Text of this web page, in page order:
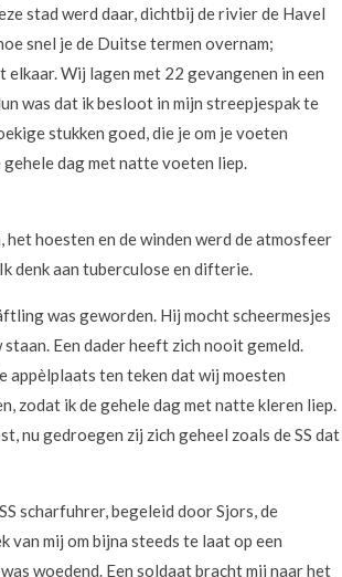
stad werd daar, dichtbij de rivier de Havel
snel je de Duitse termen overnam;
Wij lagen met 22 gevangenen in een
was dat ik besloot in mijn streepjespak te
stukken goed, die je om je voeten
dag met natte voeten liep.
het hoesten en de winden werd de atmosfeer
denk aan tuberculose en difterie.
was geworden. Hij mocht scheermesjes
Een dader heeft zich nooit gemeld.
appèlplaats ten teken dat wij moesten
zodat ik de gehele dag met natte kleren liep.
nu gedroegen zij zich geheel zoals de SS dat
scharfuhrer, begeleid door Sjors, de
van mij om bijna steeds te laat op een
woedend. Een soldaat bracht mij naar het